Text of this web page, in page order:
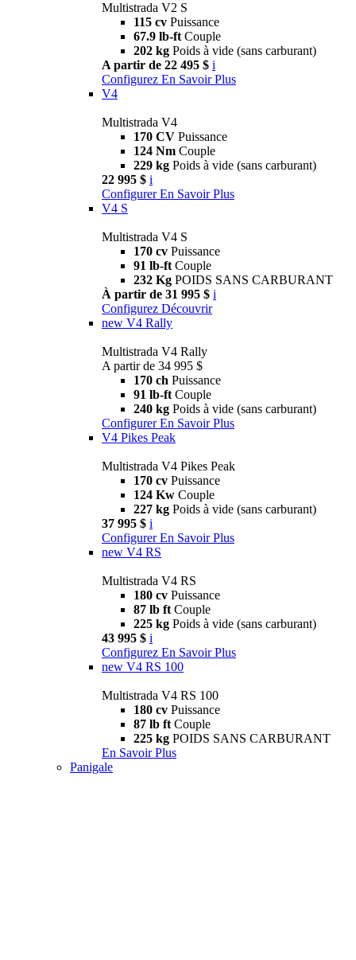
Multistrada V2 S
115 cv Puissance
67.9 lb-ft Couple
202 kg Poids à vide (sans carburant)
A partir de 22 495 $ i
Configurez En Savoir Plus
V4
Multistrada V4
170 CV Puissance
124 Nm Couple
229 kg Poids à vide (sans carburant)
22 995 $ i
Configurer En Savoir Plus
V4 S
Multistrada V4 S
170 cv Puissance
91 lb-ft Couple
232 Kg POIDS SANS CARBURANT
À partir de 31 995 $ i
Configurez Découvrir
new V4 Rally
Multistrada V4 Rally
A partir de 34 995 $
170 ch Puissance
91 lb-ft Couple
240 kg Poids à vide (sans carburant)
Configurer En Savoir Plus
V4 Pikes Peak
Multistrada V4 Pikes Peak
170 cv Puissance
124 Kw Couple
227 kg Poids à vide (sans carburant)
37 995 $ i
Configurer En Savoir Plus
new V4 RS
Multistrada V4 RS
180 cv Puissance
87 lb ft Couple
225 kg Poids à vide (sans carburant)
43 995 $ i
Configurez En Savoir Plus
new V4 RS 100
Multistrada V4 RS 100
180 cv Puissance
87 lb ft Couple
225 kg POIDS SANS CARBURANT
En Savoir Plus
Panigale